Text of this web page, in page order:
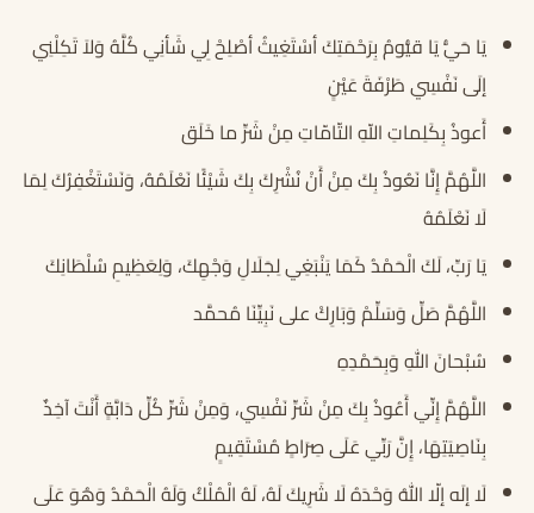
يَا حَيُّ يَا قيُّومُ بِرَحْمَتِكَ أسْتَغِيثُ أصْلِحْ لِي شَأنِي كُلَّهُ وَلاَ تَكِلْنِي
إلَى نَفْسِي طَرْفَةَ عَيْنٍ
أَعوذُ بِكَلِماتِ اللّهِ التّامّاتِ مِنْ شَرِّ ما خَلَق
اللَّهُمَّ إِنَّا نَعُوذُ بِكَ مِنْ أَنْ نُشْرِكَ بِكَ شَيْئًا نَعْلَمُهُ، وَنَسْتَغْفِرُكَ لِمَا
لَا نَعْلَمُهُ
يَا رَبِّ، لَكَ الْحَمْدُ كَمَا يَنْبَغِي لِجَلَالِ وَجْهِكَ، وَلِعَظِيمِ سُلْطَانِكَ
اللَّهُمَّ صَلِّ وَسَلِّمْ وَبَارِكْ على نَبِيِّنَا مُحمَّد
سُبْحانَ اللهِ وَبِحَمْدِهِ
اللَّهُمَّ إِنِّي أَعُوذُ بِكَ مِنْ شَرِّ نَفْسِي، وَمِنْ شَرِّ كُلِّ دَابَّةٍ أَنْتَ آخِذٌ
بِنَاصِيَتِهَا، إِنَّ رَبِّي عَلَى صِرَاطٍ مُسْتَقِيمٍ
لَا إلَه إلّا اللهُ وَحْدَهُ لَا شَرِيكَ لَهُ، لَهُ الْمُلْكُ وَلَهُ الْحَمْدُ وَهُوَ عَلَى